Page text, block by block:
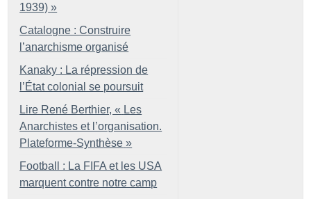
1939) »
Catalogne : Construire
l’anarchisme organisé
Kanaky : La répression de
l’État colonial se poursuit
Lire René Berthier, « Les
Anarchistes et l’organisation.
Plateforme-Synthèse »
Football : La FIFA et les USA
marquent contre notre camp